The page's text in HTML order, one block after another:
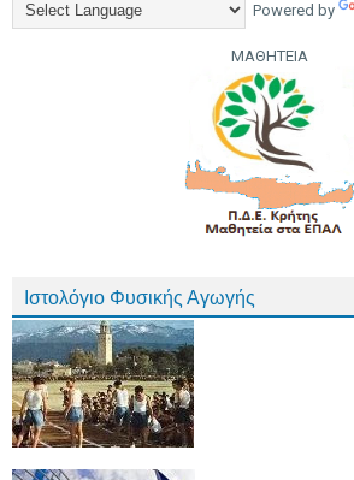
Powered by
ΜΑΘΗΤΕΙΑ
Ιστολόγιο Φυσικής Αγωγής